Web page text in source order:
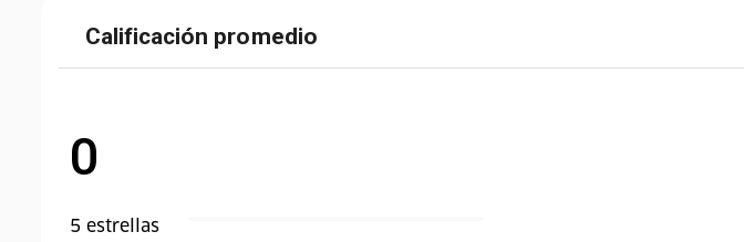
Calificación promedio
0
5 estrellas